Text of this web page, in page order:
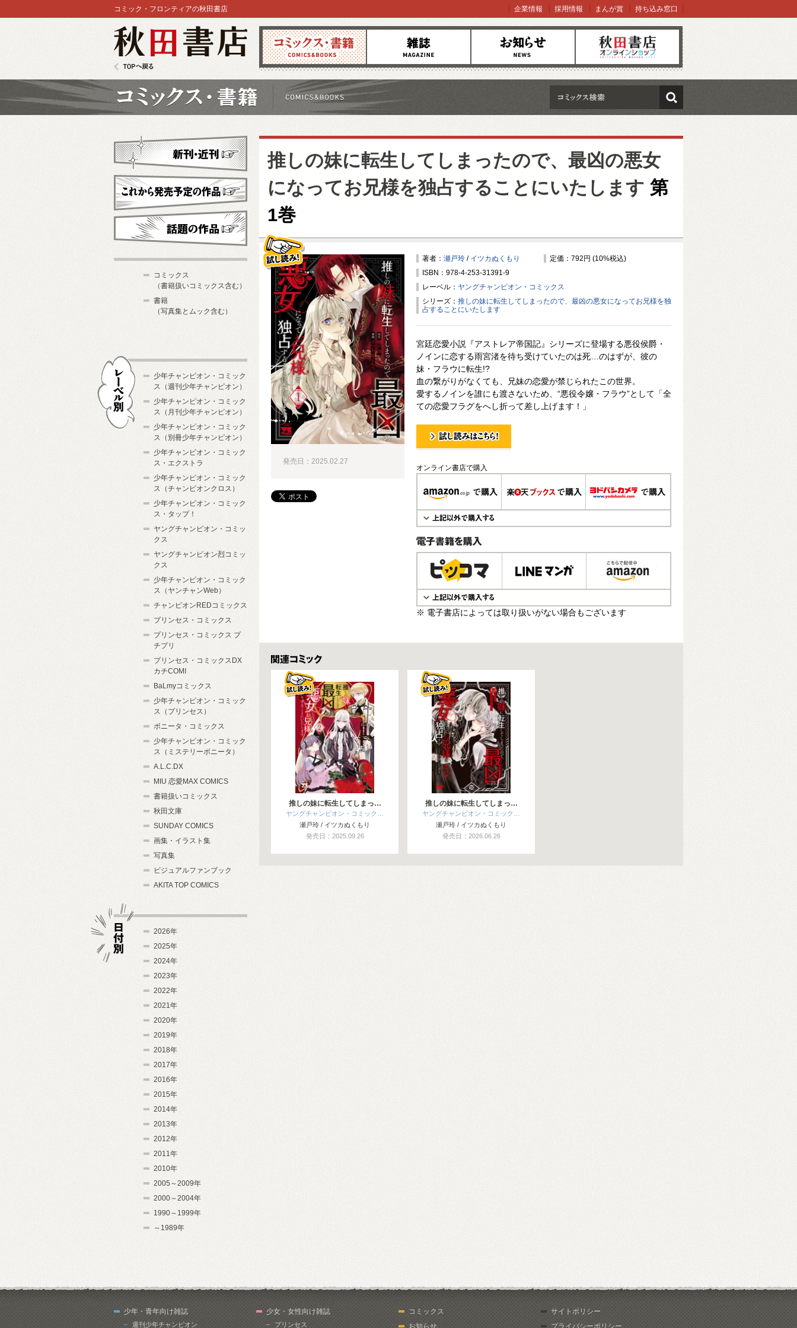
コミックス 雑誌 お知らせ オンラインショップ
コミック・フロンティアの秋田書店 企業情報 採用情報 まんが賞 持ち込み窓口
検索
推しの妹に転生してしまったので、最凶の悪女
になってお兄様を独占することにいたします 第
1巻
著者： 瀬戸玲 / イツカぬくもり
定価：792円 (10%税込)
ISBN：978-4-253-31391-9
レーベル： ヤングチャンピオン・コミックス
シリーズ： 推しの妹に転生してしまったので、最凶の悪女になってお兄様を独
占することにいたします
宮廷恋愛小説『アストレア帝国記』シリーズに登場する悪役侯爵・
ノインに恋する雨宮渚を待ち受けていたのは死…のはずが、彼の
妹・フラウに転生!?
血の繋がりがなくても、兄妹の恋愛が禁じられたこの世界。
愛するノインを誰にも渡さないため、“悪役令嬢・フラウ”として「全
ての恋愛フラグをへし折って差し上げます！」
試し読み！
オンライン書店で購入
電子書籍で購入
※ 電子書店によっては取り扱いがない場合もございます
発売日：2025.02.27
関連コミックス
推しの妹に転生してしまっ…
ヤングチャンピオン・コミック…
瀬戸玲 / イツカぬくもり
発売日：2025.09.26
推しの妹に転生してしまっ…
ヤングチャンピオン・コミック…
瀬戸玲 / イツカぬくもり
発売日：2026.06.26
新刊・近刊
これから発売予定
コミックス
（書籍扱いコミックス含む）
書籍
（写真集とムック含む）
少年チャンピオン・コミック
ス（週刊少年チャンピオン）
少年チャンピオン・コミック
ス（月刊少年チャンピオン）
少年チャンピオン・コミック
ス（別冊少年チャンピオン）
少年チャンピオン・コミック
ス・エクストラ
少年チャンピオン・コミック
ス（チャンピオンクロス）
少年チャンピオン・コミック
ス・タップ！
ヤングチャンピオン・コミッ
クス
ヤングチャンピオン烈コミッ
クス
少年チャンピオン・コミック
ス（ヤンチャンWeb）
チャンピオンREDコミックス
プリンセス・コミックス
プリンセス・コミックス プ
チプリ
プリンセス・コミックスDX
カチCOMI
BaLmyコミックス
少年チャンピオン・コミック
ス（プリンセス）
ボニータ・コミックス
少年チャンピオン・コミック
ス（ミステリーボニータ）
A.L.C.DX
MIU 恋愛MAX COMICS
書籍扱いコミックス
秋田文庫
SUNDAY COMICS
画集・イラスト集
写真集
ビジュアルファンブック
AKITA TOP COMICS
2026年
2025年
2024年
2023年
2022年
2021年
2020年
2019年
2018年
2017年
2016年
2015年
2014年
2013年
2012年
2011年
2010年
2005～2009年
2000～2004年
1990～1999年
～1989年
少年・青年向け雑誌
週刊少年チャンピオン
少女・女性向け雑誌
プリンセス
コミックス
お知らせ
サイトポリシー
プライバシーポリシー